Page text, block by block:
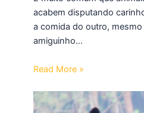
acabem disputando
a comida do outro,
amiguinho…
Read More »